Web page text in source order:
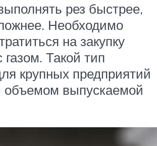
рез быстрее,
Необходимо
на закупку
Такой тип
крупных предприятий
выпускаемой